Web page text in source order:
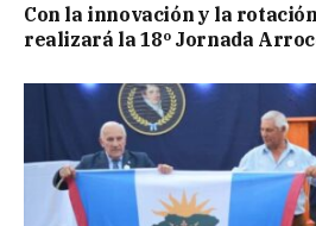
Con la innovación y la
realizará la 18º Jornada